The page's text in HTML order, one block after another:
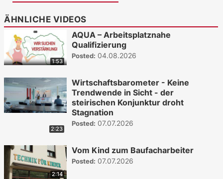
ÄHNLICHE VIDEOS
1:53
AQUA – Arbeitsplatznahe
Qualifizierung
Posted: 04.08.2026
2:23
Wirtschaftsbarometer - Keine
Trendwende in Sicht - der
steirischen Konjunktur droht
Stagnation
Posted: 07.07.2026
2:14
Vom Kind zum Baufacharbeiter
Posted: 07.07.2026